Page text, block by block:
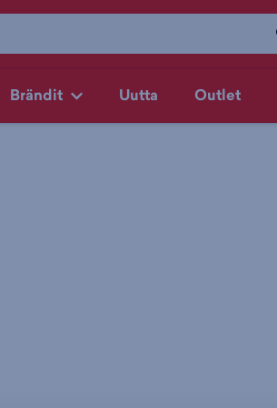
Brändit Uutta Outlet